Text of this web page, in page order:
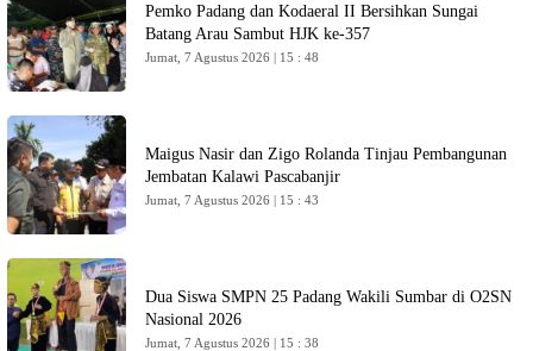
Pemko Padang dan Kodaeral II Bersihkan Sungai
Batang Arau Sambut HJK ke-357
Jumat, 7 Agustus 2026 | 15 : 48
Maigus Nasir dan Zigo Rolanda Tinjau Pembangunan
Jembatan Kalawi Pascabanjir
Jumat, 7 Agustus 2026 | 15 : 43
Dua Siswa SMPN 25 Padang Wakili Sumbar di O2SN
Nasional 2026
Jumat, 7 Agustus 2026 | 15 : 38